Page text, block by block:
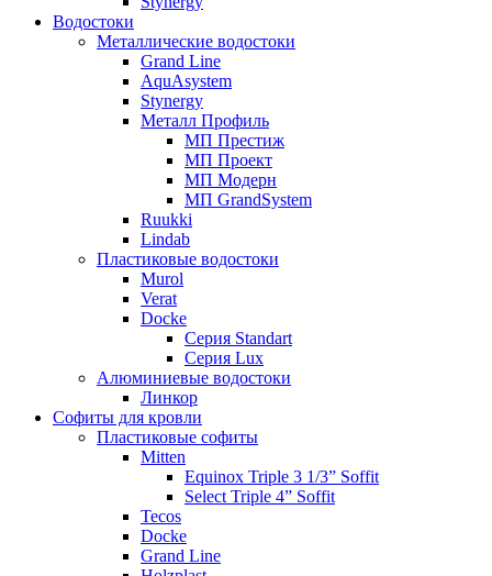
Водостоки
Металлические водостоки
Grand Line
AquAsystem
Stynergy
Металл Профиль
МП Престиж
МП Проект
МП Модерн
МП GrandSystem
Ruukki
Lindab
Пластиковые водостоки
Murol
Verat
Docke
Серия Standart
Серия Lux
Алюминиевые водостоки
Линкор
Софиты для кровли
Пластиковые софиты
Mitten
Equinox Triple 3 1/3” Soffit
Select Triple 4” Soffit
Tecos
Docke
Grand Line